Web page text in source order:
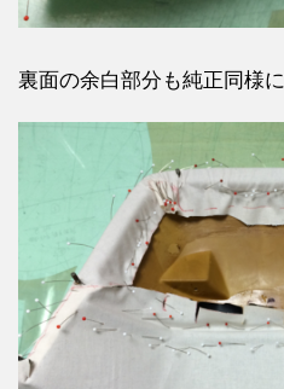
裏面の余白部分も純正同様に